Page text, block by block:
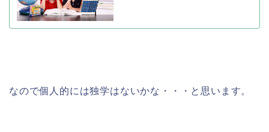
なので個人的には独学はないかな・・・と思います。